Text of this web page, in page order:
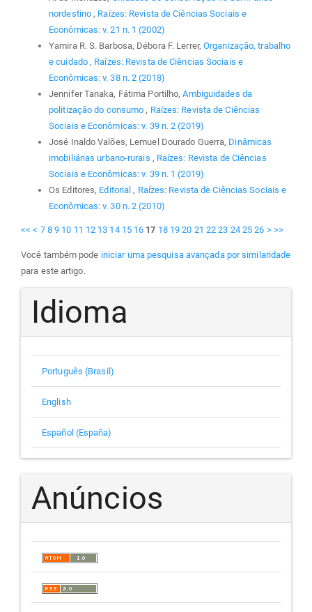
nordestino , Raízes: Revista de Ciências Sociais e
Econômicas: v. 21 n. 1 (2002)
Yamira R. S. Barbosa, Débora F. Lerrer,Organização, trabalho
e cuidado , Raízes: Revista de Ciências Sociais e
Econômicas: v. 38 n. 2 (2018)
Jennifer Tanaka, Fátima Portilho,Ambiguidades da
politização do consumo , Raízes: Revista de Ciências
Sociais e Econômicas: v. 39 n. 2 (2019)
José Inaldo Valões, Lemuel Dourado Guerra, Dinâmicas
imobiliárias urbano-rurais , Raízes: Revista de Ciências
Sociais e Econômicas: v. 39 n. 1 (2019)
Os Editores, Editorial , Raízes: Revista de Ciências Sociais e
Econômicas: v. 30 n. 2 (2010)
<< < 7 8 9 10 11 12 13 14 15 16 17 18 19 20 21 22 23 24 25 26 > >>
Você também pode iniciar uma pesquisa avançada por similaridade
para este artigo.
Idioma
Português (Brasil)
English
Español (España)
Anúncios